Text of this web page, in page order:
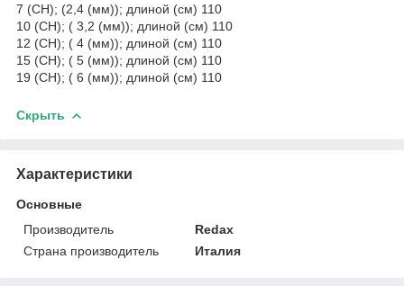
7 (CH); (2,4 (мм)); длиной (см) 110
10 (CH); ( 3,2 (мм)); длиной (см) 110
12 (CH); ( 4 (мм)); длиной (см) 110
15 (CH); ( 5 (мм)); длиной (см) 110
19 (CH); ( 6 (мм)); длиной (см) 110
Скрыть
Характеристики
Основные
Производитель
Redax
Страна производитель
Италия